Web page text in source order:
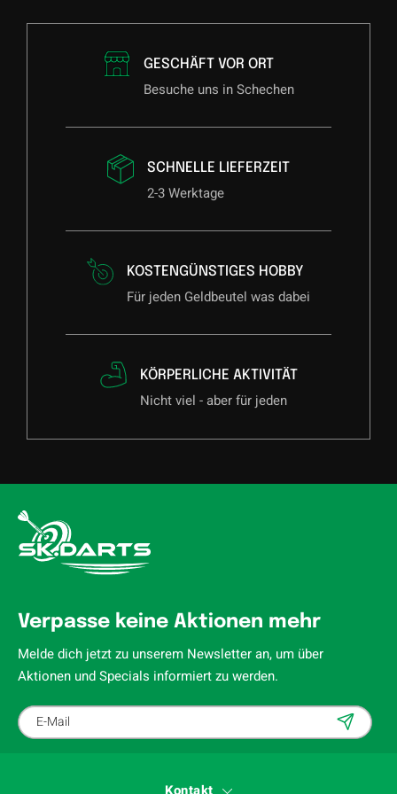
GESCHÄFT VOR ORT
Besuche uns in Schechen
SCHNELLE LIEFERZEIT
2-3 Werktage
KOSTENGÜNSTIGES HOBBY
Für jeden Geldbeutel was dabei
KÖRPERLICHE AKTIVITÄT
Nicht viel - aber für jeden
Verpasse keine Aktionen mehr
Melde dich jetzt zu unserem Newsletter an, um über
Aktionen und Specials informiert zu werden.